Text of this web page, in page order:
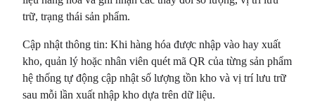
trữ, trạng thái sản phẩm.
Cập nhật thông tin: Khi hàng hóa được nhập vào hay xuất
kho, quản lý hoặc nhân viên quét mã QR của từng sản phẩm
hệ thống tự động cập nhật số lượng tồn kho và vị trí lưu trữ
sau mỗi lần xuất nhập kho dựa trên dữ liệu.